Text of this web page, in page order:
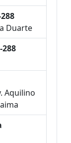
Duarte
Aquilino